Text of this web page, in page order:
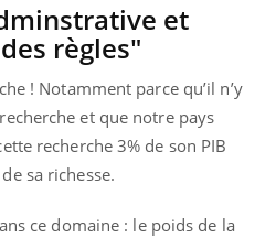
et
règles"
! Notamment parce qu’il n’y
et que notre pays
recherche 3% de son PIB
sa richesse.
ce domaine : le poids de la